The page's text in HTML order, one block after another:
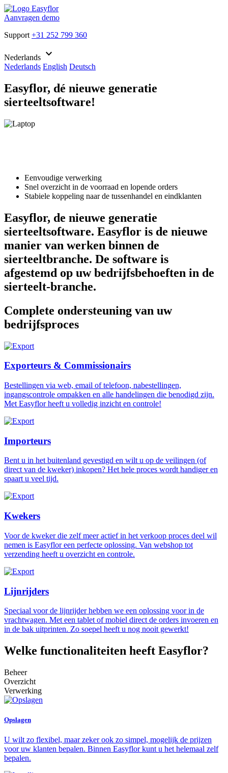
Aanvragen demo
Support +31 252 799 360
Nederlands keyboard_arrow_down
Nederlands English Deutsch
Easyflor, dé nieuwe generatie
sierteeltsoftware!
Eenvoudige verwerking
Snel overzicht in de voorraad en lopende orders
Stabiele koppeling naar de tussenhandel en eindklanten
Easyflor, de nieuwe generatie
sierteeltsoftware. Easyflor is de nieuwe
manier van werken binnen de
sierteeltbranche. De software is
afgestemd op uw bedrijfsbehoeften in de
sierteelt-branche.
Complete ondersteuning van uw
bedrijfsproces
Exporteurs & Commissionairs
Bestellingen via web, email of telefoon, nabestellingen,
ingangscontrole ompakken en alle handelingen die benodigd zijn.
Met Easyflor heeft u volledig inzicht en controle!
Importeurs
Bent u in het buitenland gevestigd en wilt u op de veilingen (of
direct van de kweker) inkopen? Het hele proces wordt handiger en
spaart u veel tijd.
Kwekers
Voor de kweker die zelf meer actief in het verkoop proces deel wil
nemen is Easyflor een perfecte oplossing. Van webshop tot
verzending heeft u overzicht en controle.
Lijnrijders
Speciaal voor de lijnrijder hebben we een oplossing voor in de
vrachtwagen. Met een tablet of mobiel direct de orders invoeren en
in de bak uitprinten. Zo soepel heeft u nog nooit gewerkt!
Welke functionaliteiten heeft Easyflor?
Beheer
Overzicht
Verwerking
Opslagen
U wilt zo flexibel, maar zeker ook zo simpel, mogelijk de prijzen
voor uw klanten bepalen. Binnen Easyflor kunt u het helemaal zelf
bepalen.